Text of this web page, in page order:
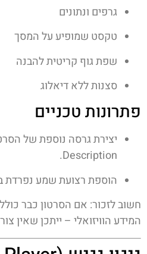
גרפים ונתונים
טקסט שמופיע על המסך
שפת גוף קריטית להבנה
סצנות ללא דיאלוג
פתרונות טכניים
Description.
הוספת רצועת שמע נפרדת
חשוב לזכור: אם הסרטון כבר
המידע הוויזואלי – ייתכן שאין